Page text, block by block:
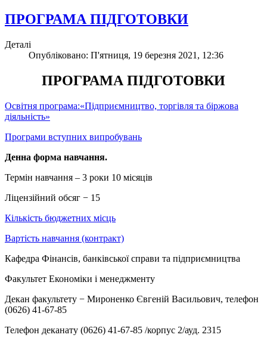
ПРОГРАМА ПІДГОТОВКИ
Деталі
Опубліковано: П'ятниця, 19 березня 2021, 12:36
ПРОГРАМА ПІДГОТОВКИ
Освітня програма:«Підприємництво, торгівля та біржова
діяльність»
Програми вступних випробувань
Денна форма навчання.
Термін навчання – 3 роки 10 місяців
Ліцензійний обсяг − 15
Кількість бюджетних місць
Вартість навчання (контракт)
Кафедра Фінансів, банківської справи та підприємництва
Факультет Економіки і менеджменту
Декан факультету − Мироненко Євгеній Васильович, телефон
(0626) 41-67-85
Телефон деканату (0626) 41-67-85 /корпус 2/ауд. 2315